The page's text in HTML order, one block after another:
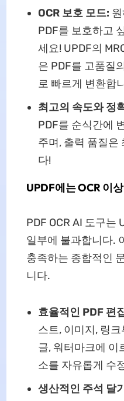
OCR 보호 모드:
PDF를 보호하고
세요! UPDF의
은 PDF를 고품질
로 빠르게 변환합
최고의 속도와 정
PDF를 순식간에
주며, 출력 품질은
다!
UPDF에는 OCR 이
PDF OCR AI 도구는
일부에 불과합니다.
충족하는 종합적인
니다.
효율적인 PDF 편
스트, 이미지, 링
글, 워터마크에 이
소를 자유롭게 수
생산적인 주석 달